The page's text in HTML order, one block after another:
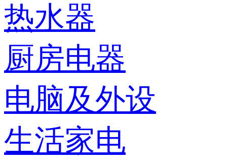
热水器
厨房电器
电脑及外设
生活家电